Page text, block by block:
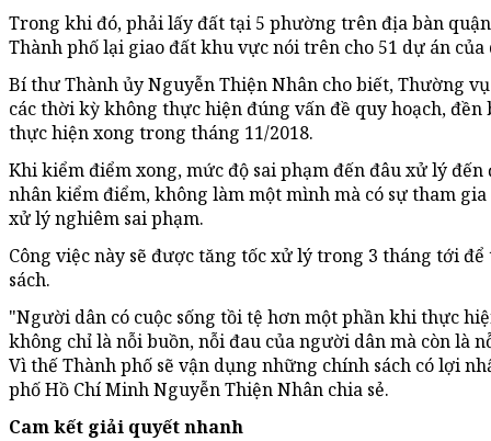
Trong khi đó, phải lấy đất tại 5 phường trên địa bàn
Thành phố lại giao đất khu vực nói trên cho 51 dự án
Bí thư Thành ủy Nguyễn Thiện Nhân cho biết, Thường
các thời kỳ không thực hiện đúng vấn đề quy hoạch,
thực hiện xong trong tháng 11/2018.
Khi kiểm điểm xong, mức độ sai phạm đến đâu xử lý đến
nhân kiểm điểm, không làm một mình mà có sự tham
xử lý nghiêm sai phạm.
Công việc này sẽ được tăng tốc xử lý trong 3 tháng tới
sách.
"Người dân có cuộc sống tồi tệ hơn một phần khi thực
không chỉ là nỗi buồn, nỗi đau của người dân mà còn là
Vì thế Thành phố sẽ vận dụng những chính sách có lợi
phố Hồ Chí Minh Nguyễn Thiện Nhân chia sẻ.
Cam kết giải quyết nhanh